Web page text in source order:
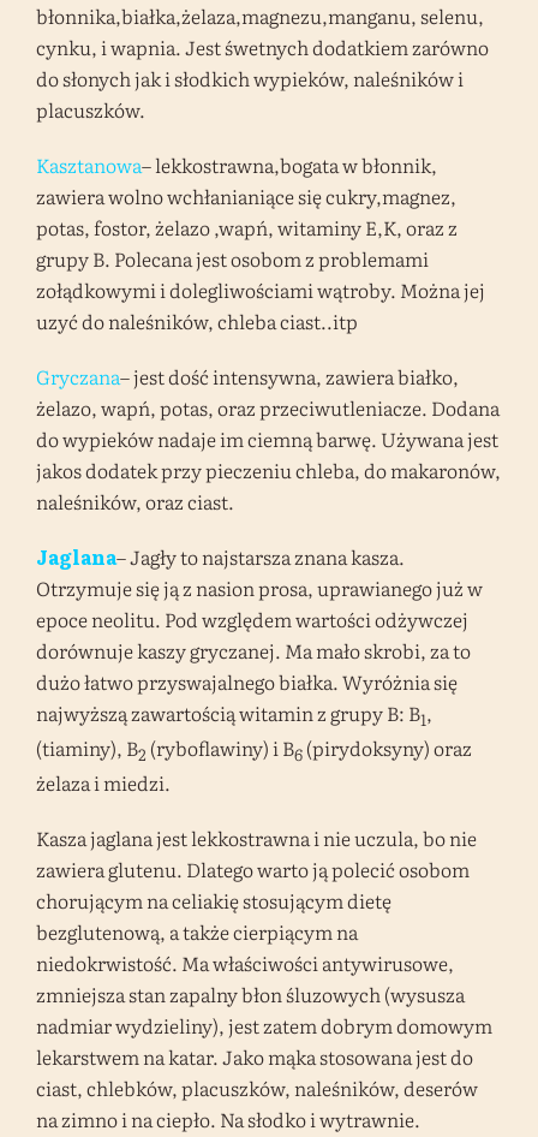
błonnika,białka,żelaza,magnezu,manganu, selenu,
cynku, i wapnia. Jest śwetnych dodatkiem zarówno
do słonych jak i słodkich wypieków, naleśników i
placuszków.
Kasztanowa– lekkostrawna,bogata w błonnik,
zawiera wolno wchłanianiące się cukry,magnez,
potas, fostor, żelazo ,wapń, witaminy E,K, oraz z
grupy B. Polecana jest osobom z problemami
zołądkowymi i dolegliwościami wątroby. Można jej
uzyć do naleśników, chleba ciast..itp
Gryczana– jest dość intensywna, zawiera białko,
żelazo, wapń, potas, oraz przeciwutleniacze. Dodana
do wypieków nadaje im ciemną barwę. Używana jest
jakos dodatek przy pieczeniu chleba, do makaronów,
naleśników, oraz ciast.
Jaglana– Jagły to najstarsza znana kasza.
Otrzymuje się ją z nasion prosa, uprawianego już w
epoce neolitu. Pod względem wartości odżywczej
dorównuje kaszy gryczanej. Ma mało skrobi, za to
dużo łatwo przyswajalnego białka. Wyróżnia się
najwyższą zawartością witamin z grupy B: B1,
(tiaminy), B2 (ryboflawiny) i B6 (pirydoksyny) oraz
żelaza i miedzi.
Kasza jaglana jest lekkostrawna i nie uczula, bo nie
zawiera glutenu. Dlatego warto ją polecić osobom
chorującym na celiakię stosującym dietę
bezglutenową, a także cierpiącym na
niedokrwistość. Ma właściwości antywirusowe,
zmniejsza stan zapalny błon śluzowych (wysusza
nadmiar wydzieliny), jest zatem dobrym domowym
lekarstwem na katar. Jako mąka stosowana jest do
ciast, chlebków, placuszków, naleśników, deserów
na zimno i na ciepło. Na słodko i wytrawnie.